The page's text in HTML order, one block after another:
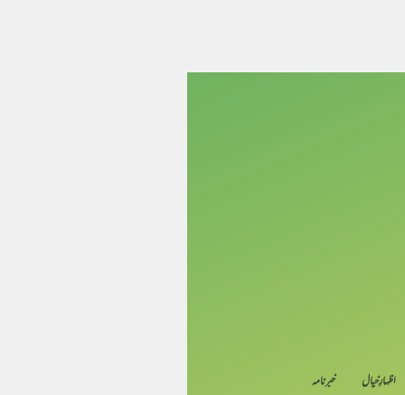
اظہارِ خیال خبرنامہ